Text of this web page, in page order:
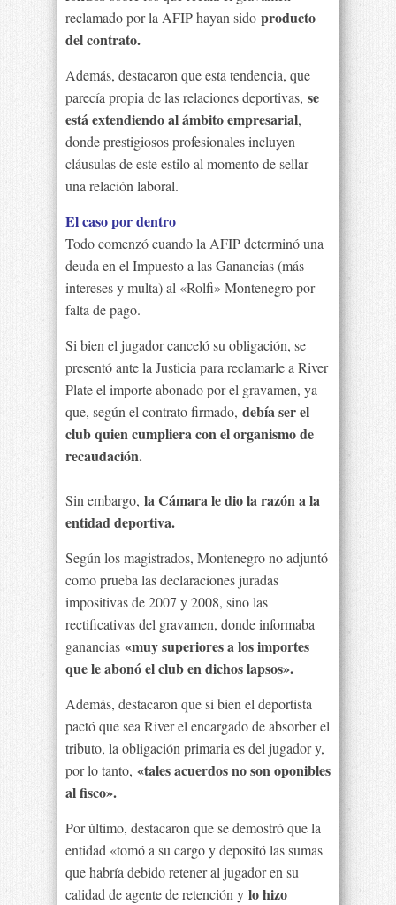
reclamado por la AFIP hayan sido producto
del contrato.
Además, destacaron que esta tendencia, que
parecía propia de las relaciones deportivas, se
está extendiendo al ámbito empresarial,
donde prestigiosos profesionales incluyen
cláusulas de este estilo al momento de sellar
una relación laboral.
El caso por dentro
Todo comenzó cuando la AFIP determinó una
deuda en el Impuesto a las Ganancias (más
intereses y multa) al «Rolfi» Montenegro por
falta de pago.
Si bien el jugador canceló su obligación, se
presentó ante la Justicia para reclamarle a River
Plate el importe abonado por el gravamen, ya
que, según el contrato firmado, debía ser el
club quien cumpliera con el organismo de
recaudación.
Sin embargo, la Cámara le dio la razón a la
entidad deportiva.
Según los magistrados, Montenegro no adjuntó
como prueba las declaraciones juradas
impositivas de 2007 y 2008, sino las
rectificativas del gravamen, donde informaba
ganancias «muy superiores a los importes
que le abonó el club en dichos lapsos».
Además, destacaron que si bien el deportista
pactó que sea River el encargado de absorber el
tributo, la obligación primaria es del jugador y,
por lo tanto, «tales acuerdos no son oponibles
al fisco».
Por último, destacaron que se demostró que la
entidad «tomó a su cargo y depositó las sumas
que habría debido retener al jugador en su
calidad de agente de retención y lo hizo